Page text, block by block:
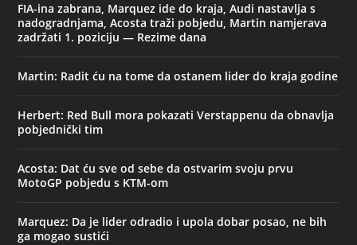
FIA-ina zabrana, Marquez ide do kraja, Audi nastavlja s
nadogradnjama, Acosta traži pobjedu, Martin namjerava
zadržati 1. poziciju — Rezime dana
Martin: Radit ću na tome da ostanem lider do kraja godine
Herbert: Red Bull mora pokazati Verstappenu da obnavlja
pobjednički tim
Acosta: Dat ću sve od sebe da ostvarim svoju prvu
MotoGP pobjedu s KTM-om
Marquez: Da je lider odradio i upola dobar posao, ne bih
ga mogao sustići